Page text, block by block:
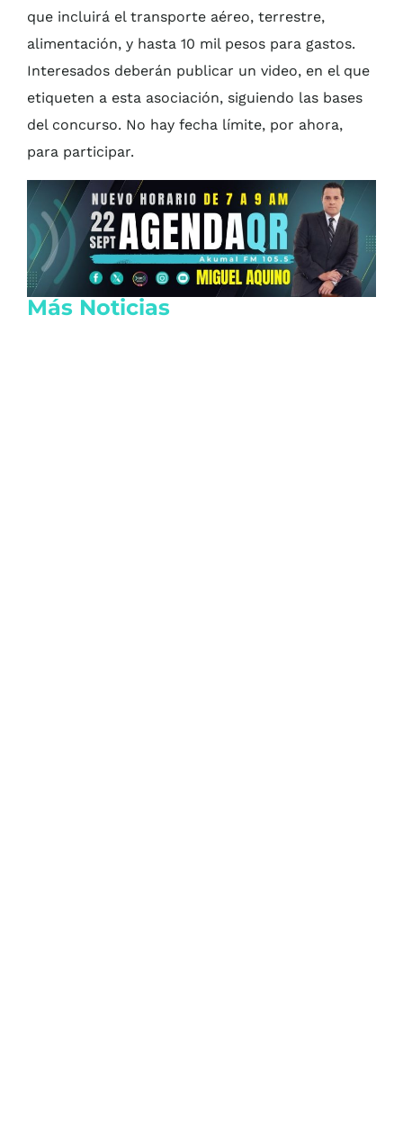
que incluirá el transporte aéreo, terrestre,
alimentación, y hasta 10 mil pesos para gastos.
Interesados deberán publicar un video, en el que
etiqueten a esta asociación, siguiendo las bases
del concurso. No hay fecha límite, por ahora,
para participar.
Más Noticias